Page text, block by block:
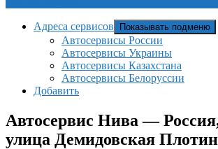
Адреса сервисов Показывать подменю
Автосервисы России
Автосервисы Украины
Автосервисы Казахстана
Автосервисы Белоруссии
Добавить
Автосервис Нива —
улица Демидовская